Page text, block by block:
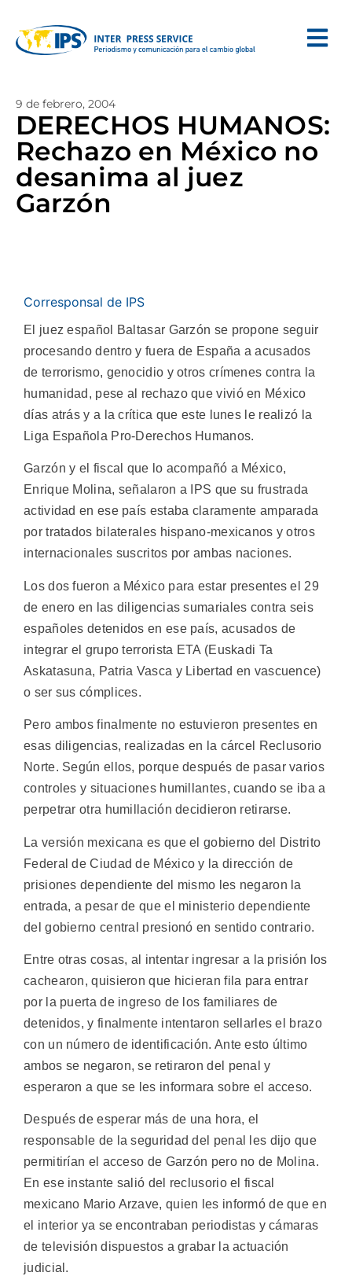
9 de febrero, 2004
DERECHOS HUMANOS:
Rechazo en México no
desanima al juez
Garzón
Corresponsal de IPS
El juez español Baltasar Garzón se propone seguir
procesando dentro y fuera de España a acusados
de terrorismo, genocidio y otros crímenes contra la
humanidad, pese al rechazo que vivió en México
días atrás y a la crítica que este lunes le realizó la
Liga Española Pro-Derechos Humanos.
Garzón y el fiscal que lo acompañó a México,
Enrique Molina, señalaron a IPS que su frustrada
actividad en ese país estaba claramente amparada
por tratados bilaterales hispano-mexicanos y otros
internacionales suscritos por ambas naciones.
Los dos fueron a México para estar presentes el 29
de enero en las diligencias sumariales contra seis
españoles detenidos en ese país, acusados de
integrar el grupo terrorista ETA (Euskadi Ta
Askatasuna, Patria Vasca y Libertad en vascuence)
o ser sus cómplices.
Pero ambos finalmente no estuvieron presentes en
esas diligencias, realizadas en la cárcel Reclusorio
Norte. Según ellos, porque después de pasar varios
controles y situaciones humillantes, cuando se iba a
perpetrar otra humillación decidieron retirarse.
La versión mexicana es que el gobierno del Distrito
Federal de Ciudad de México y la dirección de
prisiones dependiente del mismo les negaron la
entrada, a pesar de que el ministerio dependiente
del gobierno central presionó en sentido contrario.
Entre otras cosas, al intentar ingresar a la prisión los
cachearon, quisieron que hicieran fila para entrar
por la puerta de ingreso de los familiares de
detenidos, y finalmente intentaron sellarles el brazo
con un número de identificación. Ante esto último
ambos se negaron, se retiraron del penal y
esperaron a que se les informara sobre el acceso.
Después de esperar más de una hora, el
responsable de la seguridad del penal les dijo que
permitirían el acceso de Garzón pero no de Molina.
En ese instante salió del reclusorio el fiscal
mexicano Mario Arzave, quien les informó de que en
el interior ya se encontraban periodistas y cámaras
de televisión dispuestos a grabar la actuación
judicial.